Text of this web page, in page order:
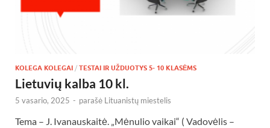
KOLEGA KOLEGAI / TESTAI IR UŽDUOTYS 5- 10 KLASĖMS
Lietuvių kalba 10 kl.
5 vasario, 2025 - parašė Lituanistų miestelis
Tema – J. Ivanauskaitė. „Mėnulio vaikai“ ( Vadovėlis –